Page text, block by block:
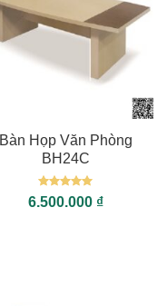
Bàn Họp Văn Phòng
BH24C
Được xếp
hạng55
6.500.000 ₫